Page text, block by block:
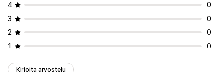
4
0
3
0
2
0
1
0
Kirjoita arvostelu